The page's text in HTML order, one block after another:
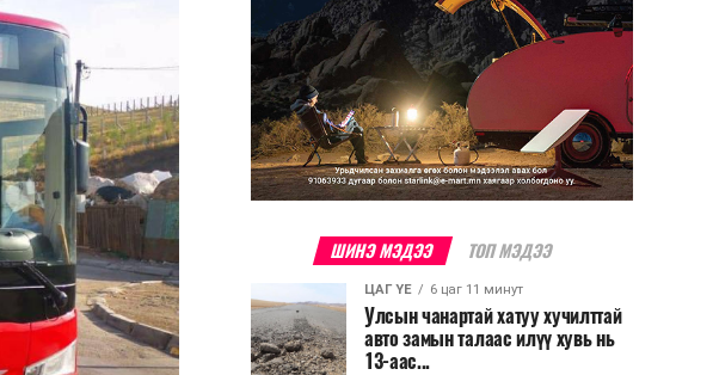
ШИНЭ МЭДЭЭ ТОП МЭДЭЭ
ЦАГ ҮЕ 6 цаг 11 минут
Улсын чанартай хатуу хучилттай
авто замын талаас илүү хувь нь
13-аас...